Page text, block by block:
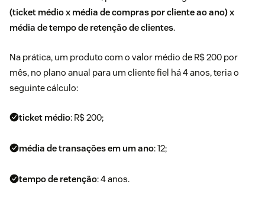
(ticket médio x média de compras por cliente ao ano) x
média de tempo de retenção de clientes.
Na prática, um produto com o valor médio de R$ 200 por
mês, no plano anual para um cliente fiel há 4 anos, teria o
seguinte cálculo:
ticket médio: R$ 200;
média de transações em um ano: 12;
tempo de retenção: 4 anos.